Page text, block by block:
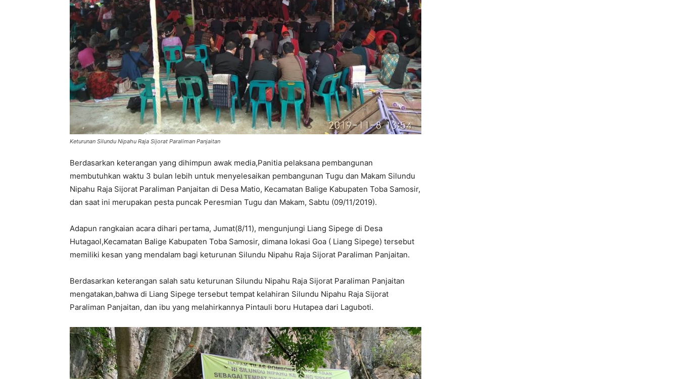
Keturunan Silundu Nipahu Raja Sijorat Paraliman Panjaitan
Berdasarkan keterangan yang dihimpun awak media,Panitia pelaksana pembangunan
membutuhkan waktu 3 bulan lebih untuk menyelesaikan pembangunan Tugu dan Makam Silundu
Nipahu Raja Sijorat Paraliman Panjaitan di Desa Matio, Kecamatan Balige Kabupaten Toba Samosir,
dan saat ini merupakan pesta puncak Peresmian Tugu dan Makam, Sabtu (09/11/2019).
Adapun rangkaian acara dihari pertama, Jumat(8/11), mengunjungi Liang Sipege di Desa
Hutagaol,Kecamatan Balige Kabupaten Toba Samosir, dimana lokasi Goa ( Liang Sipege) tersebut
memiliki kesan yang mendalam bagi keturunan Silundu Nipahu Raja Sijorat Paraliman Panjaitan.
Berdasarkan keterangan salah satu keturunan Silundu Nipahu Raja Sijorat Paraliman Panjaitan
mengatakan,bahwa di Liang Sipege tersebut tempat kelahiran Silundu Nipahu Raja Sijorat
Paraliman Panjaitan, dan ibu yang melahirkannya Pintauli boru Hutapea dari Laguboti.